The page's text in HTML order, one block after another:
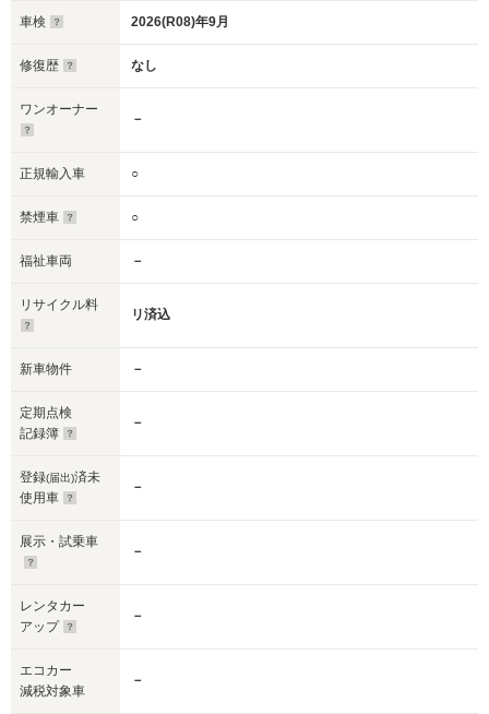
車検 2026(R08)年9月
修復歴 なし
ワンオーナー
－
正規輸入車 ○
禁煙車 ○
福祉車両 －
リサイクル料
リ済込
新車物件 －
定期点検
記録簿
－
登録(届出)済未
使用車
－
展示・試乗車
－
レンタカー
アップ
－
エコカー
減税対象車
－